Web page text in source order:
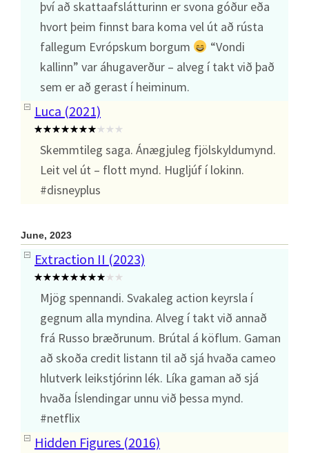
því að skattaafslátturinn er svona góður eða
hvort þeim finnst bara koma vel út að rústa
fallegum Evrópskum borgum
“Vondi
kallinn” var áhugaverður – alveg í takt við það
sem er að gerast í heiminum.
Luca (2021)
Skemmtileg saga. Ánægjuleg fjölskyldumynd.
Leit vel út – flott mynd. Hugljúf í lokinn.
#disneyplus
June, 2023
Extraction II (2023)
Mjög spennandi. Svakaleg action keyrsla í
gegnum alla myndina. Alveg í takt við annað
frá Russo bræðrunum. Brútal á köflum. Gaman
að skoða credit listann til að sjá hvaða cameo
hlutverk leikstjórinn lék. Líka gaman að sjá
hvaða Íslendingar unnu við þessa mynd.
#netflix
Hidden Figures (2016)